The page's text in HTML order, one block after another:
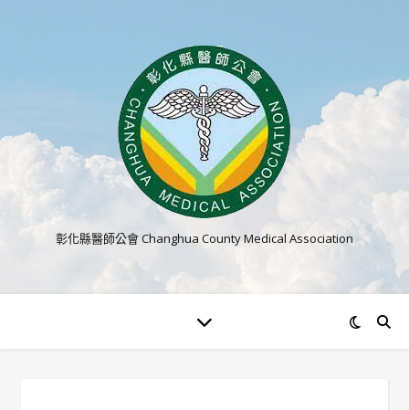
彰化縣醫師公會 Changhua County Medical Association